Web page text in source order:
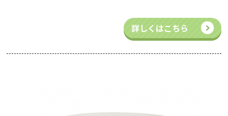
詳しくはこちら